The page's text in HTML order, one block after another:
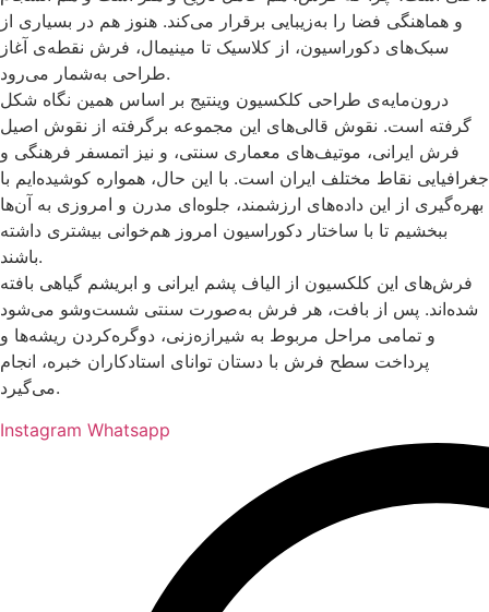
و هماهنگی فضا را به‌زیبایی برقرار می‌کند. هنوز هم در بسیاری از
سبک‌های دکوراسیون، از کلاسیک تا مینیمال، فرش نقطه‌ی آغاز
طراحی به‌شمار می‌رود.
درون‌مایه‌ی طراحی کلکسیون وینتیج بر اساس همین نگاه شکل
گرفته است. نقوش قالی‌های این مجموعه برگرفته از نقوش اصیل
فرش ایرانی، موتیف‌های معماری سنتی، و نیز اتمسفر فرهنگی و
جغرافیایی نقاط مختلف ایران است. با این حال، همواره کوشیده‌ایم با
بهره‌گیری از این داده‌های ارزشمند، جلوه‌ای مدرن و امروزی به آن‌ها
ببخشیم تا با ساختار دکوراسیون امروز هم‌خوانی بیشتری داشته
باشند.
فرش‌های این کلکسیون از الیاف پشم ایرانی و ابریشم گیاهی بافته
شده‌اند. پس از بافت، هر فرش به‌صورت سنتی شست‌وشو می‌شود
و تمامی مراحل مربوط به شیرازه‌زنی، دوگره‌کردن ریشه‌ها و
پرداخت سطح فرش با دستان توانای استادکاران خبره، انجام
می‌گیرد.
Instagram Whatsapp